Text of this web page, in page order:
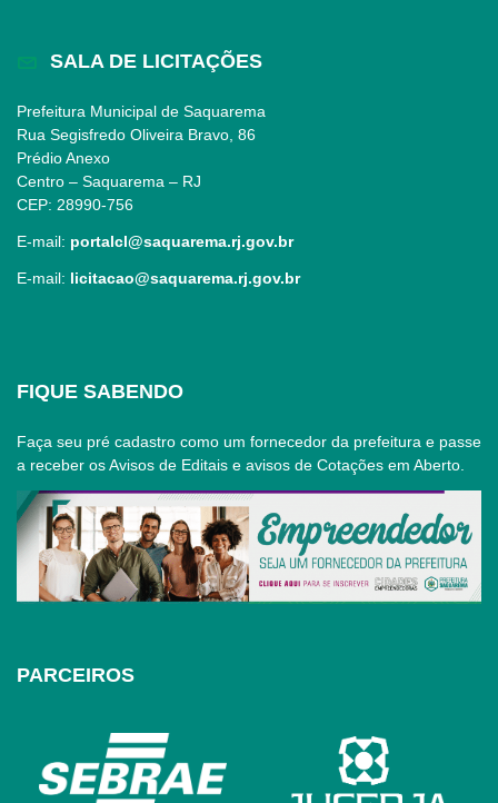
SALA DE LICITAÇÕES
Prefeitura Municipal de Saquarema
Rua Segisfredo Oliveira Bravo, 86
Prédio Anexo
Centro – Saquarema – RJ
CEP: 28990-756
E-mail: portalcl@saquarema.rj.gov.br
E-mail: licitacao@saquarema.rj.gov.br
FIQUE SABENDO
Faça seu pré cadastro como um fornecedor da prefeitura e passe
a receber os Avisos de Editais e avisos de Cotações em Aberto.
PARCEIROS